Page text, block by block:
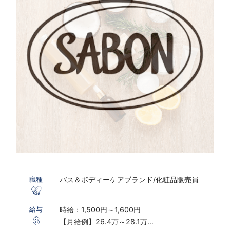
職種 バス＆ボディーケアブランド/化粧品販売員
給与
時給：1,500円～1,600円
【月給例】26.4万～28.1万